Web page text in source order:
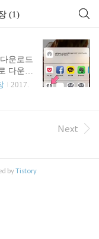
(1)
운로드
다운받
]1. Dro
그인3.
리 열
버튼 추
2017.
Next
byTistory